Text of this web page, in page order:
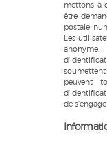
mettons à
être
postale,
Les
peuvent
de